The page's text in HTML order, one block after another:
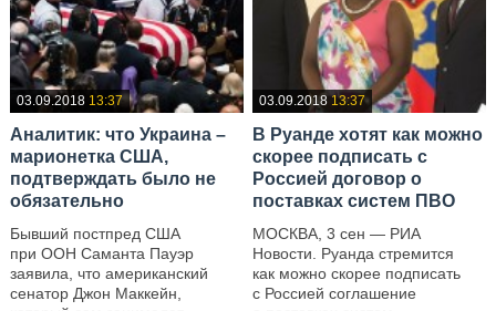
03.09.2018 13:37
Аналитик: что Украина –
марионетка США,
подтверждать было не
обязательно
Бывший постпред США
при ООН Саманта Пауэр
заявила, что американский
сенатор Джон Маккейн,
03.09.2018 13:37
В Руанде хотят как можно
скорее подписать с
Россией договор о
поставках систем ПВО
МОСКВА, 3 сен — РИА
Новости. Руанда стремится
как можно скорее подписать
с Россией соглашение